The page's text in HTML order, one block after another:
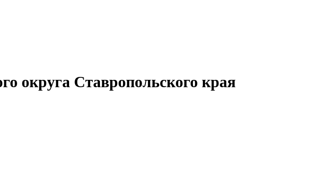
округа Ставропольского края